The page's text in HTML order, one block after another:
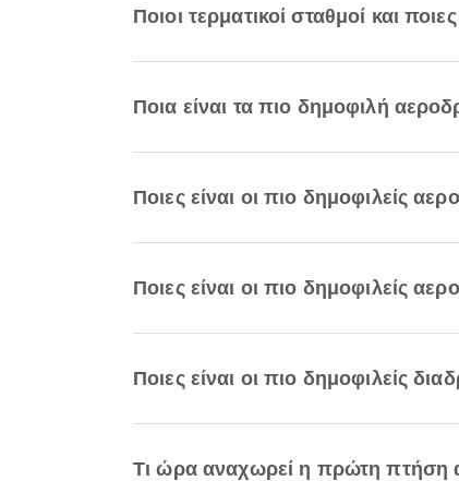
Ποιοι τερματικοί σταθμοί και
Ποια είναι τα πιο δημοφιλή
Ποιες είναι οι πιο δημοφιλείς
Ποιες είναι οι πιο δημοφιλείς
Ποιες είναι οι πιο δημοφιλείς
Τι ώρα αναχωρεί η πρώτη πτήση